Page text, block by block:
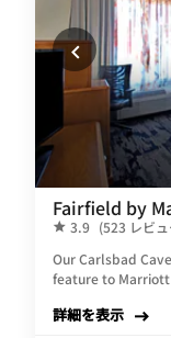
Fairfield by
3.9 (523 レビ
Our Carlsbad
feature to
詳細を表示